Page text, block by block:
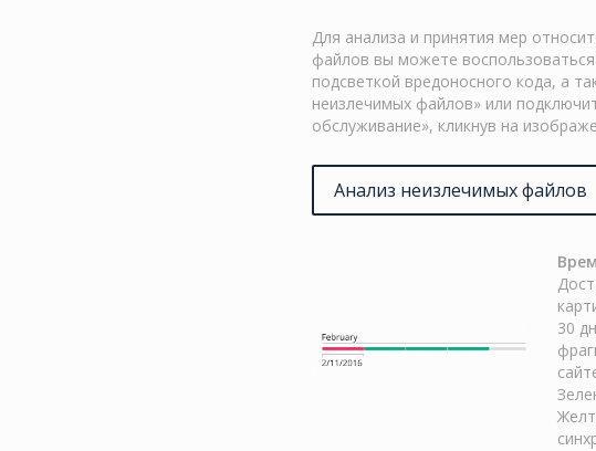
Для анализа и принятия мер
файлов вы можете
подсветкой вредоносного кода, а
неизлечимых файлов» или
обслуживание», кликнув на
Анализ неизлечимых файлов
30